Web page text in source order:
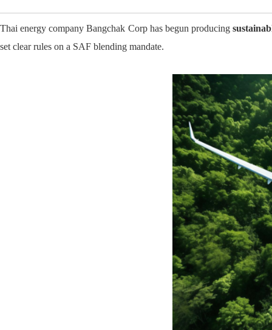
Thai energy company Bangchak Corp has begun producing
set clear rules on a SAF blending mandate.